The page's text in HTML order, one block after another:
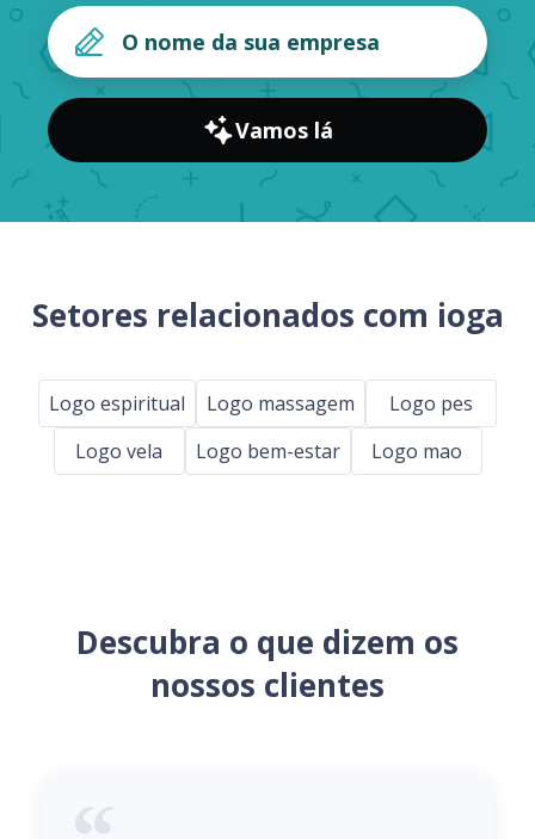
Vamos lá
Setores relacionados com ioga
Logo espiritual Logo massagem
Logo pes
Logo vela
Logo bem-estar Logo mao
Descubra o que dizem os
nossos clientes